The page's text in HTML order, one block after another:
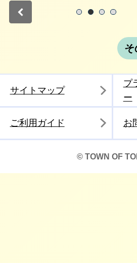
そ
サイトマップ
プ
ー
ご利用ガイド お
© TOWN OF